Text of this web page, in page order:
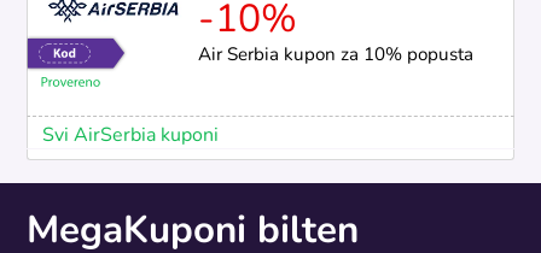
-10%
Air Serbia kupon za 10% popusta
Svi AirSerbia kuponi
MegaKuponi bilten